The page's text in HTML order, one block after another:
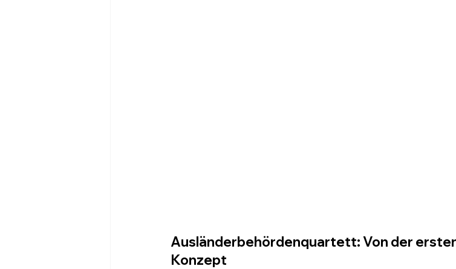
Ausländerbehördenquartett: Von der
Konzept